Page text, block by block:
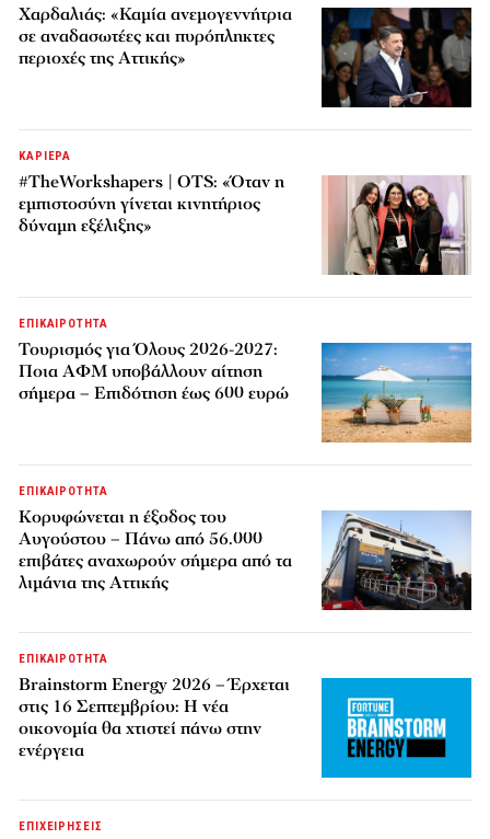
Χαρδαλιάς: «Καμία ανεμογεννήτρια
σε αναδασωτέες και πυρόπληκτες
περιοχές της Αττικής»
ΚΑΡΙΕΡΑ
#TheWorkshapers | OTS: «Όταν η
εμπιστοσύνη γίνεται κινητήριος
δύναμη εξέλιξης»
ΕΠΙΚΑΙΡΟΤΗΤΑ
Τουρισμός για Όλους 2026-2027:
Ποια ΑΦΜ υποβάλλουν αίτηση
σήμερα – Επιδότηση έως 600 ευρώ
ΕΠΙΚΑΙΡΟΤΗΤΑ
Κορυφώνεται η έξοδος του
Αυγούστου – Πάνω από 56.000
επιβάτες αναχωρούν σήμερα από τα
λιμάνια της Αττικής
ΕΠΙΚΑΙΡΟΤΗΤΑ
Brainstorm Energy 2026 – Έρχεται
στις 16 Σεπτεμβρίου: Η νέα
οικονομία θα χτιστεί πάνω στην
ενέργεια
ΕΠΙΧΕΙΡΗΣΕΙΣ